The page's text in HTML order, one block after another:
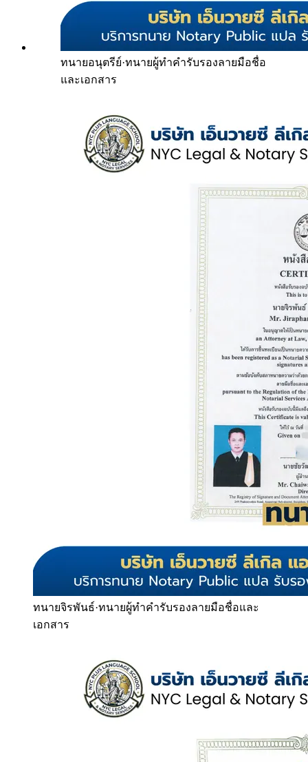
ทนายอนุตรีย์·ทนายผู้ทำคำรับรองลายมือชื่อ
และเอกสาร
ทนายจิรพันธ์·ทนายผู้ทำคำรับรองลายมือชื่อและ
เอกสาร